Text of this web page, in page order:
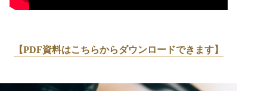
【PDF資料はこちらからダウンロードできます】